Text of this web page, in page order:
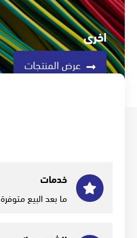
اخرى
عرض المنتجات
خدمات
ما بعد البيع متوفرة